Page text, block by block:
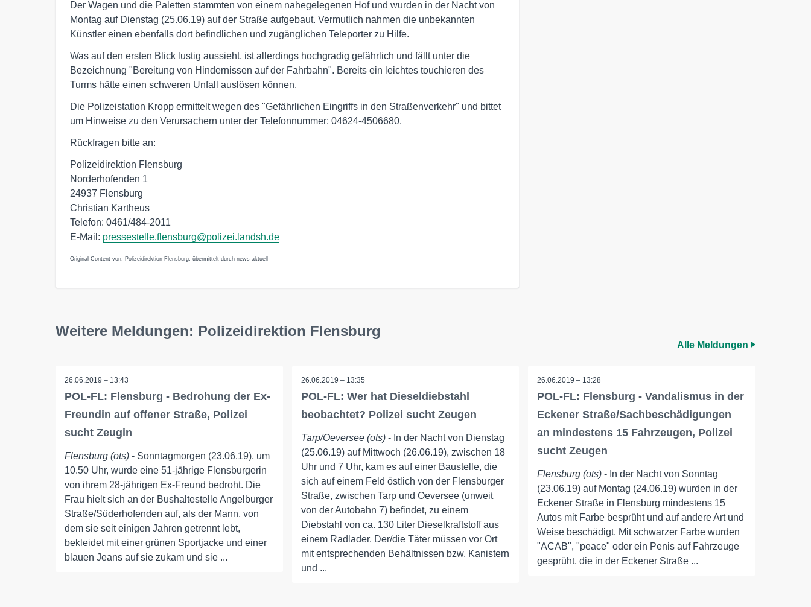
Der Wagen und die Paletten stammten von einem nahegelegenen Hof und wurden in der Nacht von
Montag auf Dienstag (25.06.19) auf der Straße aufgebaut. Vermutlich nahmen die unbekannten
Künstler einen ebenfalls dort befindlichen und zugänglichen Teleporter zu Hilfe.
Was auf den ersten Blick lustig aussieht, ist allerdings hochgradig gefährlich und fällt unter die
Bezeichnung "Bereitung von Hindernissen auf der Fahrbahn". Bereits ein leichtes touchieren des
Turms hätte einen schweren Unfall auslösen können.
Die Polizeistation Kropp ermittelt wegen des "Gefährlichen Eingriffs in den Straßenverkehr" und bittet
um Hinweise zu den Verursachern unter der Telefonnummer: 04624-4506680.
Rückfragen bitte an:
Polizeidirektion Flensburg
Norderhofenden 1
24937 Flensburg
Christian Kartheus
Telefon: 0461/484-2011
E-Mail: pressestelle.flensburg@polizei.landsh.de
Original-Content von: Polizeidirektion Flensburg, übermittelt durch news aktuell
Weitere Meldungen: Polizeidirektion Flensburg
Alle Meldungen
26.06.2019 – 13:43
POL-FL: Flensburg - Bedrohung der Ex-
Freundin auf offener Straße, Polizei
sucht Zeugin
Flensburg (ots) - Sonntagmorgen (23.06.19), um
10.50 Uhr, wurde eine 51-jährige Flensburgerin
von ihrem 28-jährigen Ex-Freund bedroht. Die
Frau hielt sich an der Bushaltestelle Angelburger
Straße/Süderhofenden auf, als der Mann, von
dem sie seit einigen Jahren getrennt lebt,
bekleidet mit einer grünen Sportjacke und einer
blauen Jeans auf sie zukam und sie ...
26.06.2019 – 13:35
POL-FL: Wer hat Dieseldiebstahl
beobachtet? Polizei sucht Zeugen
Tarp/Oeversee (ots)- In der Nacht von Dienstag
(25.06.19) auf Mittwoch (26.06.19), zwischen 18
Uhr und 7 Uhr, kam es auf einer Baustelle, die
sich auf einem Feld östlich von der Flensburger
Straße, zwischen Tarp und Oeversee (unweit
von der Autobahn 7) befindet, zu einem
Diebstahl von ca. 130 Liter Dieselkraftstoff aus
einem Radlader. Der/die Täter müssen vor Ort
mit entsprechenden Behältnissen bzw. Kanistern
und ...
26.06.2019 – 13:28
POL-FL: Flensburg - Vandalismus in der
Eckener Straße/Sachbeschädigungen
an mindestens 15 Fahrzeugen, Polizei
sucht Zeugen
Flensburg (ots) - In der Nacht von Sonntag
(23.06.19) auf Montag (24.06.19) wurden in der
Eckener Straße in Flensburg mindestens 15
Autos mit Farbe besprüht und auf andere Art und
Weise beschädigt. Mit schwarzer Farbe wurden
"ACAB", "peace" oder ein Penis auf Fahrzeuge
gesprüht, die in der Eckener Straße ...